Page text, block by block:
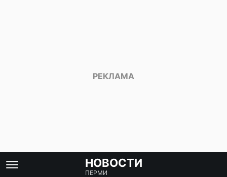
НОВОСТИ
ПЕРМИ